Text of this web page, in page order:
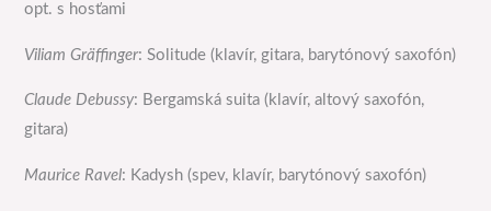
opt. s hosťami
Viliam Gräffinger: Solitude (klavír, gitara, barytónový saxofón)
Claude Debussy: Bergamská suita (klavír, altový saxofón,
gitara)
Maurice Ravel: Kadysh (spev, klavír, barytónový saxofón)